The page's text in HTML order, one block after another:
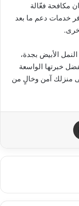
مكافحة فعّالة
خدمات دعم ما بعد
الأبيض بجدة،
خبرتها الواسعة
منزلك آمن وخالٍ من